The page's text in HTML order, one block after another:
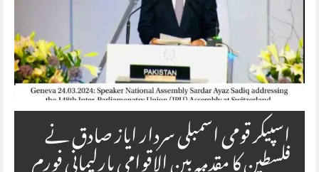
اسپیکر قومی اسمبلی سردار ایاز صادق نے